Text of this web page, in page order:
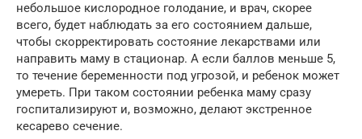
небольшое кислородное голодание, и врач, скорее
всего, будет наблюдать за его состоянием дальше,
чтобы скорректировать состояние лекарствами или
направить маму в стационар. А если баллов меньше 5,
то течение беременности под угрозой, и ребенок может
умереть. При таком состоянии ребенка маму сразу
госпитализируют и, возможно, делают экстренное
кесарево сечение.